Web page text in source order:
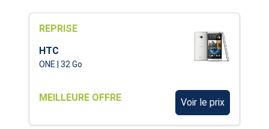
REPRISE
HTC
ONE | 32 Go
MEILLEURE OFFRE Voir le prix